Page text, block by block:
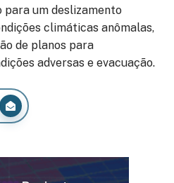
um deslizamento
climáticas anômalas,
de planos para
adversas e evacuação.